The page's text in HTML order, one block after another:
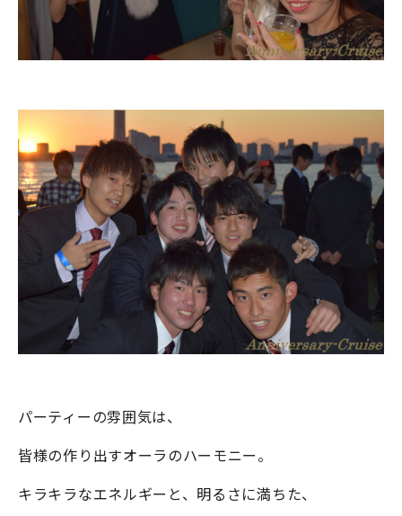
パーティーの雰囲気は、
皆様の作り出すオーラのハーモニー。
キラキラなエネルギーと、明るさに満ちた、